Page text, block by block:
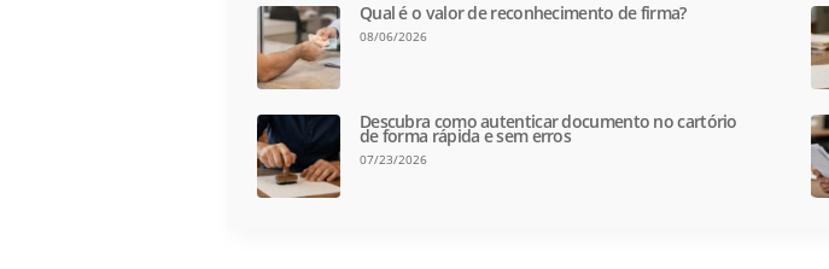
Qual é o valor de reconhecimento de firma?
08/06/2026
Descubra como autenticar documento no cartório
de forma rápida e sem erros
07/23/2026